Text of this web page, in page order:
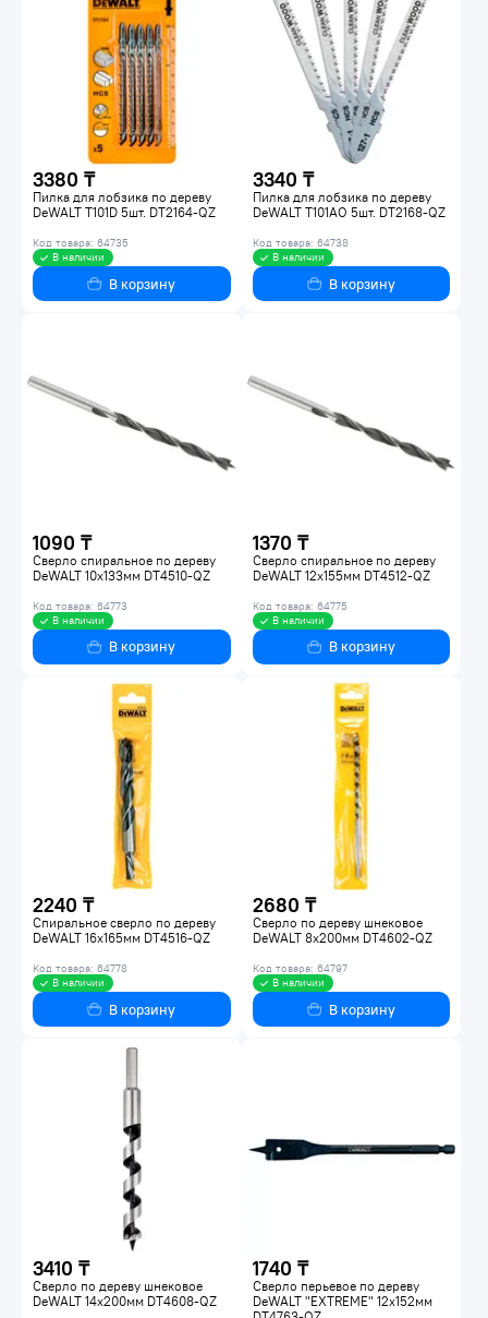
3380 ₸
Пилка для лобзика по дереву
DeWALT T101D 5шт. DT2164-QZ
Код товара: 64735
В наличии
В корзину
3340 ₸
Пилка для лобзика по дереву
DeWALT T101AO 5шт. DT2168-QZ
Код товара: 64738
В наличии
В корзину
1090 ₸
Сверло спиральное по дереву
DeWALT 10x133мм DT4510-QZ
Код товара: 64773
В наличии
В корзину
1370 ₸
Сверло спиральное по дереву
DeWALT 12x155мм DT4512-QZ
Код товара: 64775
В наличии
В корзину
2240 ₸
Спиральное сверло по дереву
DeWALT 16x165мм DT4516-QZ
Код товара: 64778
В наличии
В корзину
2680 ₸
Сверло по дереву шнековое
DeWALT 8х200мм DT4602-QZ
Код товара: 64797
В наличии
В корзину
3410 ₸
Сверло по дереву шнековое
DeWALT 14х200мм DT4608-QZ
1740 ₸
Сверло перьевое по дереву
DeWALT "EXTREME" 12x152мм